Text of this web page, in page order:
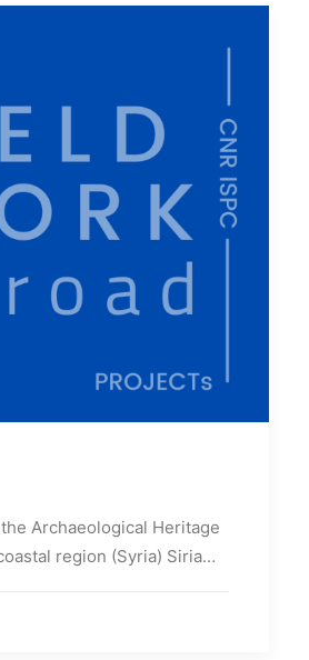
Archaeological Heritage
region (Syria) Siria…